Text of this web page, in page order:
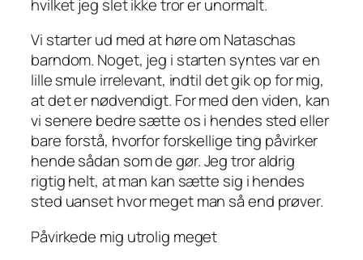
hvilket jeg slet ikke tror er unormalt.
Vi starter ud med at høre om Nataschas
barndom. Noget, jeg i starten syntes var en
lille smule irrelevant, indtil det gik op for mig,
at det er nødvendigt. For med den viden, kan
vi senere bedre sætte os i hendes sted eller
bare forstå, hvorfor forskellige ting påvirker
hende sådan som de gør. Jeg tror aldrig
rigtig helt, at man kan sætte sig i hendes
sted uanset hvor meget man så end prøver.
Påvirkede mig utrolig meget